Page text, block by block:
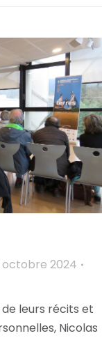
octobre 2024
leurs récits et
Nicolas